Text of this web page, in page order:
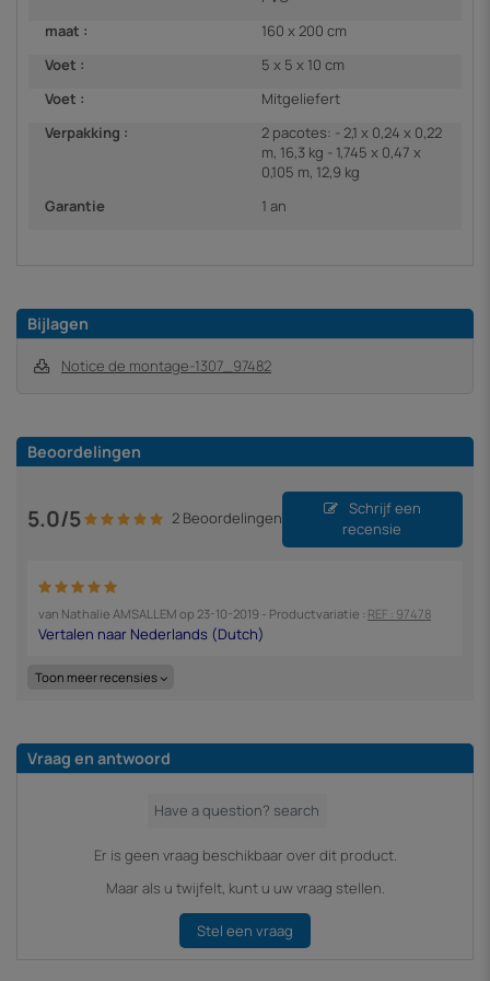
maat :
160 x 200 cm
Voet :
5 x 5 x 10 cm
Voet :
Mitgeliefert
Verpakking :
2 pacotes: - 2,1 x 0,24 x 0,22
m, 16,3 kg - 1,745 x 0,47 x
0,105 m, 12,9 kg
Garantie
1 an
Bijlagen
Notice de montage-1307_97482
Beoordelingen
5.0/5 2 Beoordelingen
Schrijf een
recensie
van Nathalie AMSALLEM op 23-10-2019 - Productvariatie : REF : 97478
Toon meer recensies
Vraag en antwoord
Er is geen vraag beschikbaar over dit product.
Maar als u twijfelt, kunt u uw vraag stellen.
Stel een vraag